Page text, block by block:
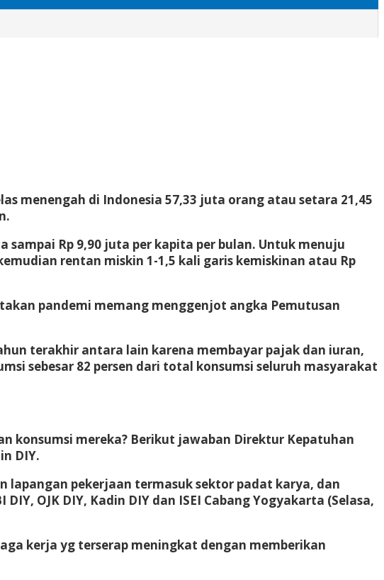
menengah di Indonesia 57,33 juta orang atau setara 21,45
sampai Rp 9,90 juta per kapita per bulan. Untuk menuju
rentan miskin 1-1,5 kali garis kemiskinan atau Rp
pandemi memang menggenjot angka Pemutusan
terakhir antara lain karena membayar pajak dan iuran,
sebesar 82 persen dari total konsumsi seluruh masyarakat
konsumsi mereka? Berikut jawaban Direktur Kepatuhan
DIY.
lapangan pekerjaan termasuk sektor padat karya, dan
OJK DIY, Kadin DIY dan ISEI Cabang Yogyakarta (Selasa,
kerja yg terserap meningkat dengan memberikan